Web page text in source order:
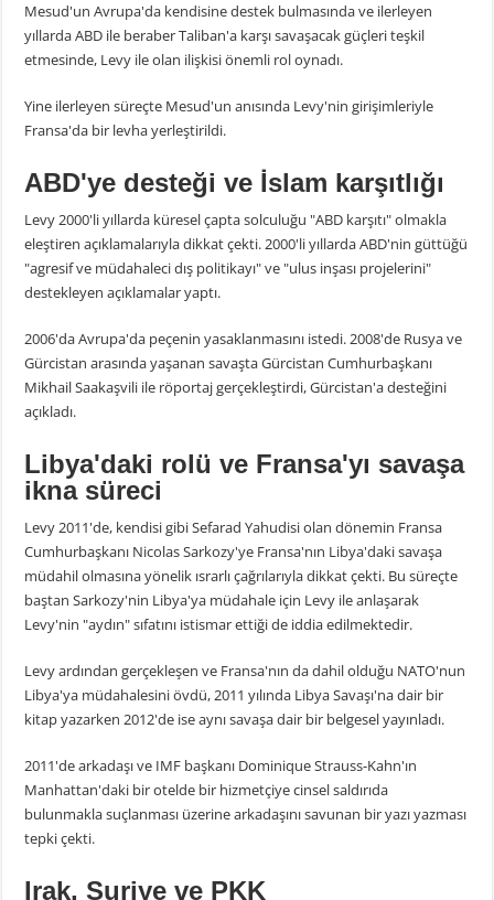
Mesud'un Avrupa'da kendisine destek bulmasında ve ilerleyen
yıllarda ABD ile beraber Taliban'a karşı savaşacak güçleri teşkil
etmesinde, Levy ile olan ilişkisi önemli rol oynadı.
Yine ilerleyen süreçte Mesud'un anısında Levy'nin girişimleriyle
Fransa'da bir levha yerleştirildi.
ABD'ye desteği ve İslam karşıtlığı
Levy 2000'li yıllarda küresel çapta solculuğu "ABD karşıtı" olmakla
eleştiren açıklamalarıyla dikkat çekti. 2000'li yıllarda ABD'nin güttüğü
"agresif ve müdahaleci dış politikayı" ve "ulus inşası projelerini"
destekleyen açıklamalar yaptı.
2006'da Avrupa'da peçenin yasaklanmasını istedi. 2008'de Rusya ve
Gürcistan arasında yaşanan savaşta Gürcistan Cumhurbaşkanı
Mikhail Saakaşvili ile röportaj gerçekleştirdi, Gürcistan'a desteğini
açıkladı.
Libya'daki rolü ve Fransa'yı savaşa
ikna süreci
Levy 2011'de, kendisi gibi Sefarad Yahudisi olan dönemin Fransa
Cumhurbaşkanı Nicolas Sarkozy'ye Fransa'nın Libya'daki savaşa
müdahil olmasına yönelik ısrarlı çağrılarıyla dikkat çekti. Bu süreçte
baştan Sarkozy'nin Libya'ya müdahale için Levy ile anlaşarak
Levy'nin "aydın" sıfatını istismar ettiği de iddia edilmektedir.
Levy ardından gerçekleşen ve Fransa'nın da dahil olduğu NATO'nun
Libya'ya müdahalesini övdü, 2011 yılında Libya Savaşı'na dair bir
kitap yazarken 2012'de ise aynı savaşa dair bir belgesel yayınladı.
2011'de arkadaşı ve IMF başkanı Dominique Strauss-Kahn'ın
Manhattan'daki bir otelde bir hizmetçiye cinsel saldırıda
bulunmakla suçlanması üzerine arkadaşını savunan bir yazı yazması
tepki çekti.
Irak, Suriye ve PKK